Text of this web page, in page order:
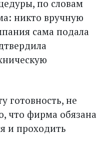
по словам
никто вручную
сама подала
готовность, не
что фирма обязана
и проходить